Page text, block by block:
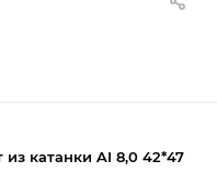
из катанки AI 8,0 42*47